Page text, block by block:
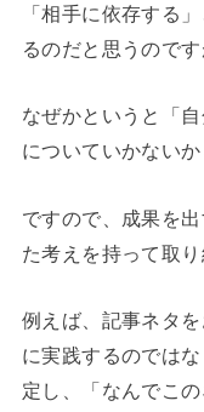
「相手に依存する
るのだと思うので
なぜかというと「
についていかないか
ですので、成果を
た考えを持って取り
例えば、記事ネタ
に実践するのでは
定し、「なんでこ